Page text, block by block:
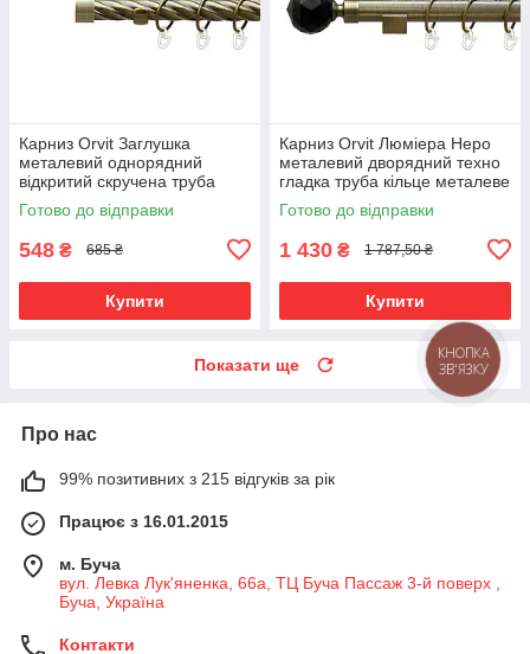
Карниз Orvit Заглушка
металевий однорядний
відкритий скручена труба
кільце металеве Антик 25 мм
200 см (00-00025729)
Готово до відправки
548 ₴ 685 ₴
Купити
Карниз Orvit Люміера Неро
металевий дворядний техно
гладка труба кільце металеве
Антик 25\19 мм 200 см (00-
00026017)
Готово до відправки
1 430 ₴ 1 787,50 ₴
Купити
Показати ще
Про нас
99% позитивних з 215 відгуків за рік
Працює з 16.01.2015
м. Буча
вул. Левка Лук'яненка, 66а, ТЦ Буча Пассаж 3-й поверх ,
Буча, Україна
Контакти
КНОПКА
ЗВ'ЯЗКУ